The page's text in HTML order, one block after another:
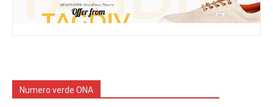
Numero verde ONA